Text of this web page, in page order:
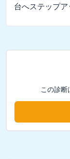
台へステップ
この診断